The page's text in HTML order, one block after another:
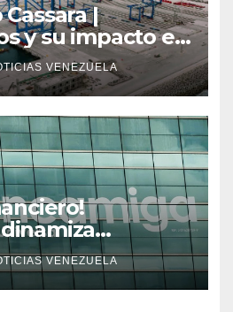
|
y su impacto en
comercio
VENEZUELA
con sólido
de
VENEZUELA